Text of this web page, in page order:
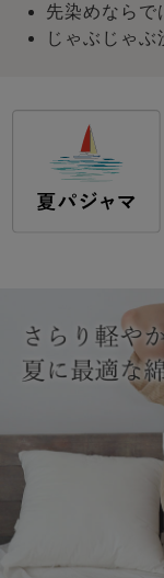
先染めならで
じゃぶじゃぶ